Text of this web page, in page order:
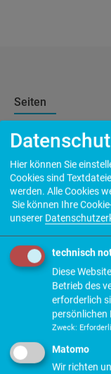
Seiten
Verband
Info + Service
Presse
Fortbildung
Stellenmarkt
Apothekerverbände
Hier können Sie
Cookies sind
werden. Alle Cookies
Sie können Ihre
unserer
technisch
Diese
Betrieb des
erforderlich
persönlichen
Zweck:
Matomo
Wir richten